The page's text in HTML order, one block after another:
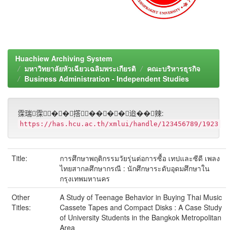
Huachiew Archiving System
มหาวิทยาลัยหัวเฉียวเฉลิมพระเกียรติ
คณะบริหารธุรกิจ
Business Administration - Independent Studies
霂瑞霂��撘����迨��辣:
https://has.hcu.ac.th/xmlui/handle/123456789/1923
Title:
การศึกษาพฤติกรรมวัยรุ่นต่อการซื้อ เทปและซีดี เพลง
ไทยสากลศึกษากรณี : นักศึกษาระดับอุดมศึกษาใน
กรุงเทพมหานคร
Other
Titles:
A Study of Teenage Behavior in Buying Thai Music
Cassete Tapes and Compact Disks : A Case Study
of University Students in the Bangkok Metropolitan
Area